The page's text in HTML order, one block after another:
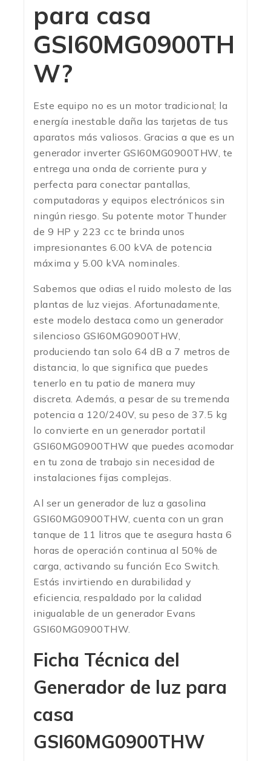
para casa
GSI60MG0900TH
W?
Este equipo no es un motor tradicional; la
energía inestable daña las tarjetas de tus
aparatos más valiosos. Gracias a que es un
generador inverter GSI60MG0900THW, te
entrega una onda de corriente pura y
perfecta para conectar pantallas,
computadoras y equipos electrónicos sin
ningún riesgo. Su potente motor Thunder
de 9 HP y 223 cc te brinda unos
impresionantes 6.00 kVA de potencia
máxima y 5.00 kVA nominales.
Sabemos que odias el ruido molesto de las
plantas de luz viejas. Afortunadamente,
este modelo destaca como un generador
silencioso GSI60MG0900THW,
produciendo tan solo 64 dB a 7 metros de
distancia, lo que significa que puedes
tenerlo en tu patio de manera muy
discreta. Además, a pesar de su tremenda
potencia a 120/240V, su peso de 37.5 kg
lo convierte en un generador portatil
GSI60MG0900THW que puedes acomodar
en tu zona de trabajo sin necesidad de
instalaciones fijas complejas.
Al ser un generador de luz a gasolina
GSI60MG0900THW, cuenta con un gran
tanque de 11 litros que te asegura hasta 6
horas de operación continua al 50% de
carga, activando su función Eco Switch.
Estás invirtiendo en durabilidad y
eficiencia, respaldado por la calidad
inigualable de un generador Evans
GSI60MG0900THW.
Ficha Técnica del
Generador de luz para
casa
GSI60MG0900THW